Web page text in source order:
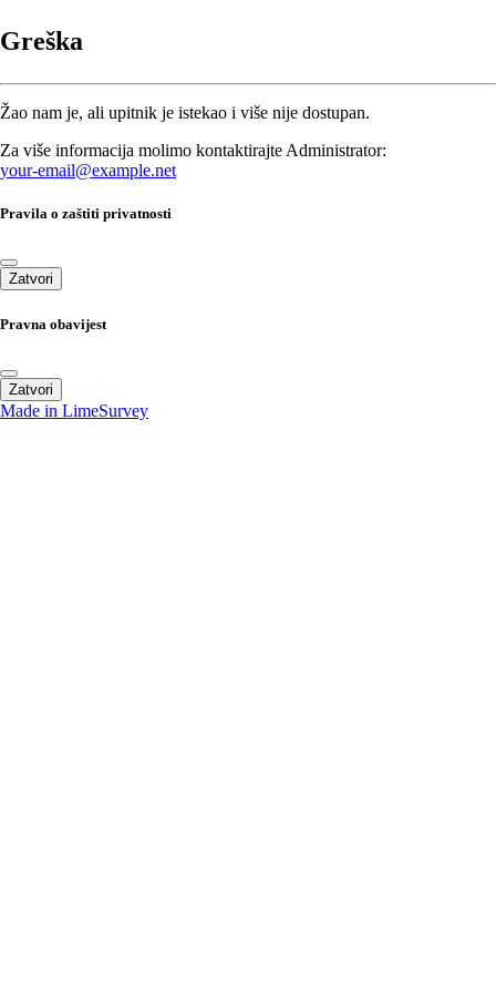
Greška
Žao nam je, ali upitnik je istekao i više nije dostupan.
Za više informacija molimo kontaktirajte Administrator:
your-email@example.net
Pravila o zaštiti privatnosti
Zatvori
Pravna obavijest
Zatvori
Made in LimeSurvey